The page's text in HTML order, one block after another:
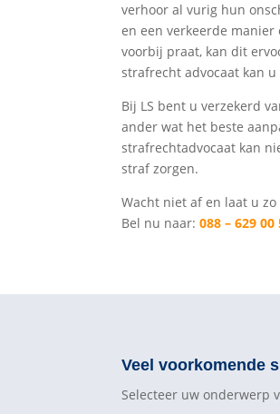
verhoor al vurig hun
en een verkeerde
voorbij praat, kan dit
strafrecht advocaat kan
Bij LS bent u verzekerd
ander wat het beste
strafrechtadvocaat kan
straf zorgen.
Wacht niet af en laat u
Bel nu naar:088 – 629 00
Veel voorkomende
Selecteer uw onderwerp